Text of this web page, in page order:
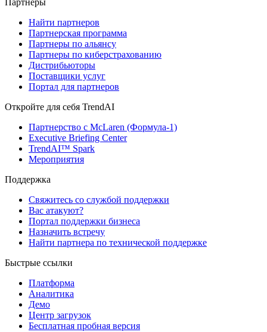
Найти партнеров
Партнерская программа
Партнеры по альянсу
Партнеры по киберстрахованию
Дистрибьюторы
Поставщики услуг
Портал для партнеров
Откройте для себя TrendAI
Партнерство с McLaren (Формула-1)
Executive Briefing Center
TrendAI™ Spark
Мероприятия
Поддержка
Свяжитесь со службой поддержки
Вас атакуют?
Портал поддержки бизнеса
Назначить встречу
Найти партнера по технической поддержке
Быстрые ссылки
Платформа
Аналитика
Демо
Центр загрузок
Бесплатная пробная версия